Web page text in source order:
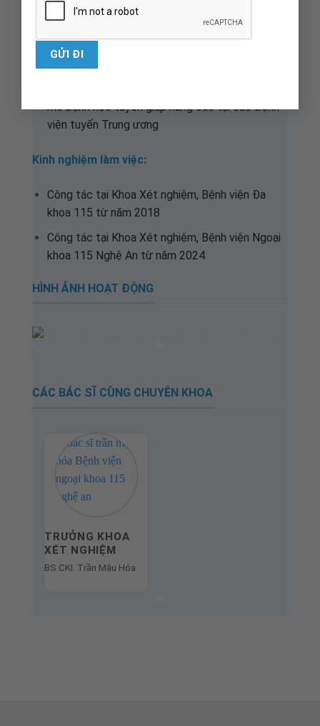
Bác sĩ Đa khoa tốt nghiệp Đại học Y khoa Vinh
Đã tham gia các khóa Đào tạo: Định hướng
chuyên khoa Vi Sinh;
mô bệnh học tuyến giáp nâng cao tại các Bệnh
viện tuyến Trung ương
Kinh nghiệm làm việc:
Công tác tại Khoa Xét nghiệm, Bệnh viện Đa
khoa 115 từ năm 2018
Công tác tại Khoa Xét nghiệm, Bệnh viện Ngoại
khoa 115 Nghệ An từ năm 2024
HÌNH ẢNH HOẠT ĐỘNG
CÁC BÁC SĨ CÙNG CHUYÊN KHOA
TRƯỞNG KHOA
XÉT NGHIỆM
BS.CKI. Trần Mậu Hóa